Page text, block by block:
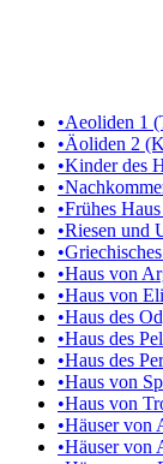
•Aeoliden 1
•Äoliden 2
•Kinder des
•
•Frühes
•Riesen und
•
•Haus von
•Haus von
•Haus des
•Haus des
•Haus des
•Haus von
•Haus von
•Häuser von
•Häuser von